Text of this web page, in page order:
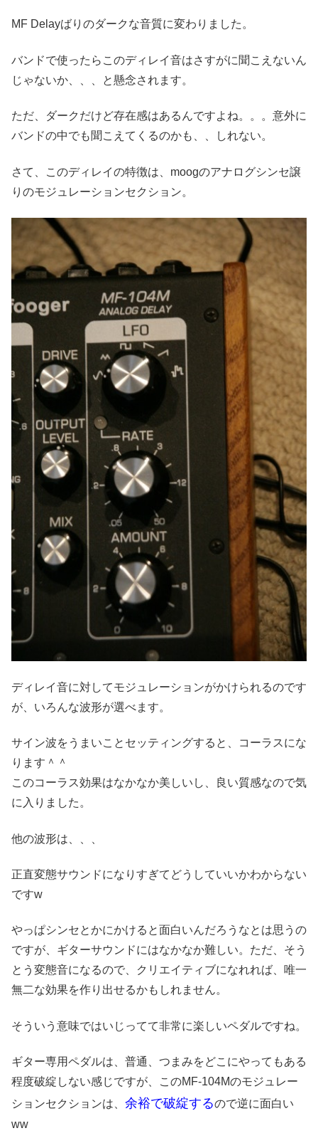
MF Delayばりのダークな音質に変わりました。
バンドで使ったらこのディレイ音はさすがに聞こえないん
じゃないか、、、と懸念されます。
ただ、ダークだけど存在感はあるんですよね。。。意外に
バンドの中でも聞こえてくるのかも、、しれない。
さて、このディレイの特徴は、moogのアナログシンセ譲
りのモジュレーションセクション。
ディレイ音に対してモジュレーションがかけられるのです
が、いろんな波形が選べます。
サイン波をうまいことセッティングすると、コーラスにな
ります＾＾
このコーラス効果はなかなか美しいし、良い質感なので気
に入りました。
他の波形は、、、
正直変態サウンドになりすぎてどうしていいかわからない
ですw
やっぱシンセとかにかけると面白いんだろうなとは思うの
ですが、ギターサウンドにはなかなか難しい。ただ、そう
とう変態音になるので、クリエイティブになれれば、唯一
無二な効果を作り出せるかもしれません。
そういう意味ではいじってて非常に楽しいペダルですね。
ギター専用ペダルは、普通、つまみをどこにやってもある
程度破綻しない感じですが、このMF-104Mのモジュレー
ションセクションは、 余裕で破綻するので逆に面白い
ww